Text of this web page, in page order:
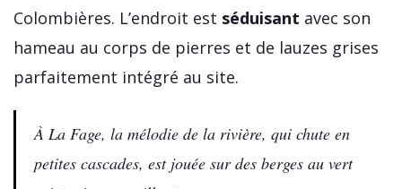
Colombières. L’endroit est séduisant avec son
hameau au corps de pierres et de lauzes grises
parfaitement intégré au site.
À La Fage, la mélodie de la rivière, qui chute en
petites cascades, est jouée sur des berges au vert